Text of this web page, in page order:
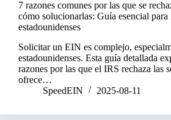
7 razones comunes por las que se
cómo solucionarlas: Guía esencial para
estadounidenses
Solicitar un EIN es complejo,
estadounidenses. Esta guía detallada
razones por las que el IRS rechaza las
ofrece…
SpeedEIN
2025-08-11